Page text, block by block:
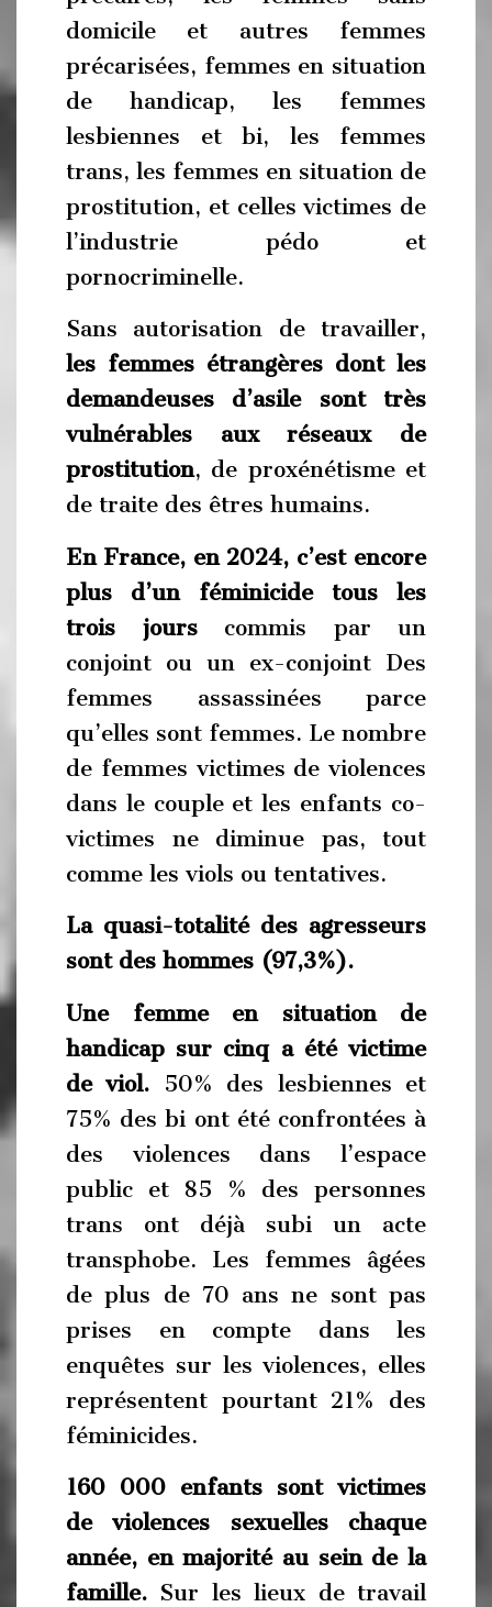
domicile et autres femmes
précarisées, femmes en situation
de handicap, les femmes
lesbiennes et bi, les femmes
trans, les femmes en situation de
prostitution, et celles victimes de
l’industrie pédo et
pornocriminelle.
Sans autorisation de travailler,
les femmes étrangères dont les
demandeuses d’asile sont très
vulnérables aux réseaux de
prostitution, de proxénétisme et
de traite des êtres humains.
En France, en 2024, c’est encore
plus d’un féminicide tous les
trois jours commis par un
conjoint ou un ex-conjoint Des
femmes assassinées parce
qu’elles sont femmes. Le nombre
de femmes victimes de violences
dans le couple et les enfants co-
victimes ne diminue pas, tout
comme les viols ou tentatives.
La quasi-totalité des agresseurs
sont des hommes (97,3%).
Une femme en situation de
handicap sur cinq a été victime
de viol. 50% des lesbiennes et
75% des bi ont été confrontées à
des violences dans l’espace
public et 85 % des personnes
trans ont déjà subi un acte
transphobe. Les femmes âgées
de plus de 70 ans ne sont pas
prises en compte dans les
enquêtes sur les violences, elles
représentent pourtant 21% des
féminicides.
160 000 enfants sont victimes
de violences sexuelles chaque
année, en majorité au sein de la
famille. Sur les lieux de travail